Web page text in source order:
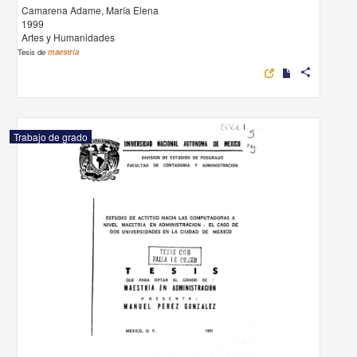
Camarena Adame, María Elena
1999
Artes y Humanidades
Tesis demaestría
share
Trabajo de grado